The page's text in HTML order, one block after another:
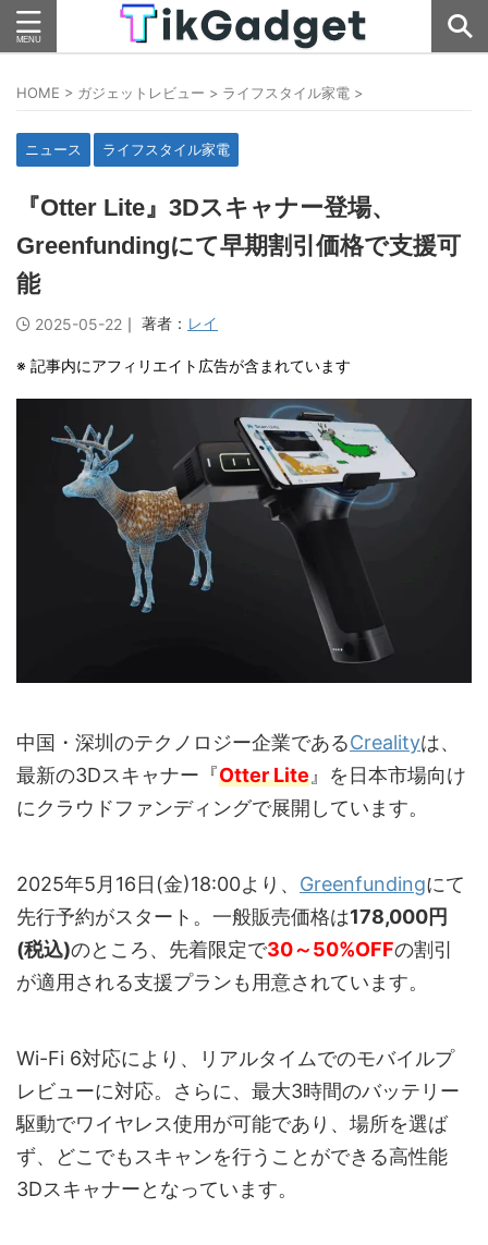
HOME > ガジェットレビュー > ライフスタイル家電 >
ニュース ライフスタイル家電
『Otter Lite』3Dスキャナー登場、
Greenfundingにて早期割引価格で支援可
能
2025-05-22 ｜ 著者： レイ
※ 記事内にアフィリエイト広告が含まれています
中国・深圳のテクノロジー企業であるCrealityは、
最新の3Dスキャナー『Otter Lite』を日本市場向け
にクラウドファンディングで展開しています。
2025年5月16日(金)18:00より、 Greenfundingにて
先行予約がスタート。一般販売価格は178,000円
(税込)のところ、先着限定で30～50%OFFの割引
が適用される支援プランも用意されています。
Wi-Fi 6対応により、リアルタイムでのモバイルプ
レビューに対応。さらに、最大3時間のバッテリー
駆動でワイヤレス使用が可能であり、場所を選ば
ず、どこでもスキャンを行うことができる高性能
3Dスキャナーとなっています。